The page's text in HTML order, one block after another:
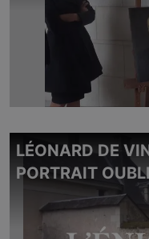
LÉONARD DE
PORTRAIT